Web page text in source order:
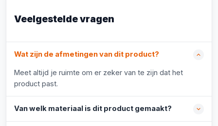
Veelgestelde vragen
Wat zijn de afmetingen van dit product?
Meet altijd je ruimte om er zeker van te zijn dat het
product past.
Van welk materiaal is dit product gemaakt?